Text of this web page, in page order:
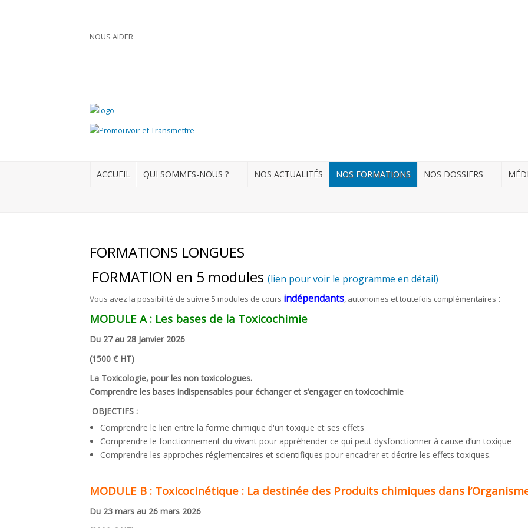
NOUS AIDER
ACCUEIL QUI SOMMES-NOUS ? NOS ACTUALITÉS NOS FORMATIONS NOS DOSSIERS
FORMATIONS LONGUES
FORMATION en 5 modules (lien pour voir le programme en détail)
Vous avez la possibilité de suivre 5 modules de cours indépendants, autonomes et toutefois complémentaires :
MODULE A : Les bases de la Toxicochimie
Du 27 au 28 Janvier 2026
(1500 € HT)
La Toxicologie, pour les non toxicologues.
Comprendre les bases indispensables pour échanger et s’engager en toxicochimie
OBJECTIFS :
Comprendre le lien entre la forme chimique d'un toxique et ses effets
Comprendre le fonctionnement du vivant pour appréhender ce qui peut dysfonctionner à cause d’un toxique
Comprendre les approches réglementaires et scientifiques pour encadrer et décrire les effets toxiques.
MODULE B : Toxicocinétique : La destinée des Produits chimiques dans
Du 23 mars au 26 mars 2026